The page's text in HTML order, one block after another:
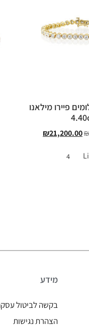
פיירו מילאנו
₪21,200.00
4
מידע
בקשה לביטול
הצהרת נגישות